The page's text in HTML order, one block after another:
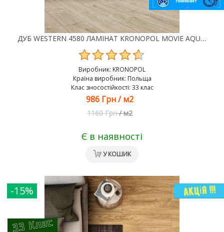
ДУБ WESTERN 4580 ЛАМІНАТ KRONOPOL MOVIE AQUA ZERO
Виробник: KRONOPOL
Країна виробник: Польща
Клас зносостійкості: 33 клас
986 Грн /м2
1160 Грн /м2
Є в наявності
У КОШИК
-15%